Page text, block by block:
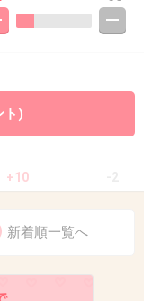
。天パ気味だから
+10
ト)
新着順一覧へ